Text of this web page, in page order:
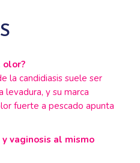
olor?
la candidiasis suele ser
levadura, y su marca
fuerte a pescado apunta
vaginosis al mismo